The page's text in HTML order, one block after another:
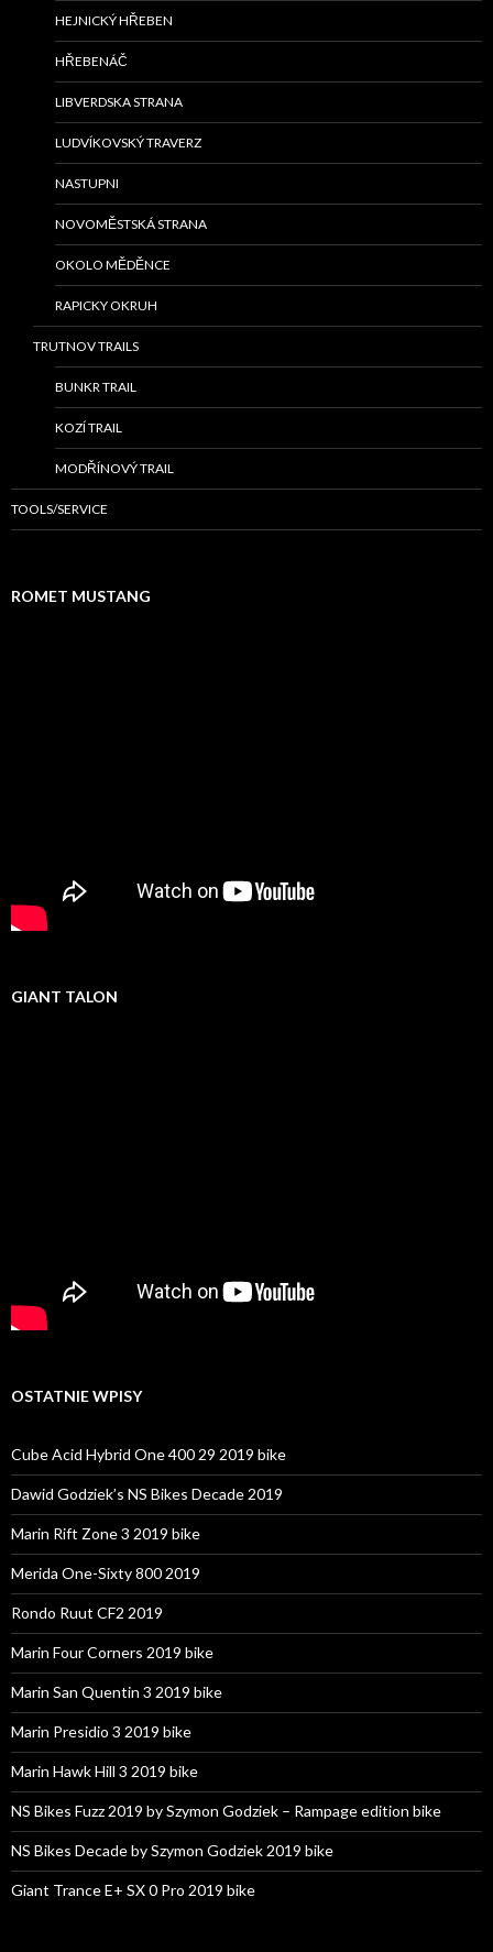
HEJNICKÝ HŘEBEN
HŘEBENÁČ
LIBVERDSKA STRANA
LUDVÍKOVSKÝ TRAVERZ
NASTUPNI
NOVOMĚSTSKÁ STRANA
OKOLO MĚDĚNCE
RAPICKY OKRUH
TRUTNOV TRAILS
BUNKR TRAIL
KOZÍ TRAIL
MODŘÍNOVÝ TRAIL
TOOLS/SERVICE
ROMET MUSTANG
GIANT TALON
OSTATNIE WPISY
Cube Acid Hybrid One 400 29 2019 bike
Dawid Godziek’s NS Bikes Decade 2019
Marin Rift Zone 3 2019 bike
Merida One-Sixty 800 2019
Rondo Ruut CF2 2019
Marin Four Corners 2019 bike
Marin San Quentin 3 2019 bike
Marin Presidio 3 2019 bike
Marin Hawk Hill 3 2019 bike
NS Bikes Fuzz 2019 by Szymon Godziek – Rampage edition bike
NS Bikes Decade by Szymon Godziek 2019 bike
Giant Trance E+ SX 0 Pro 2019 bike